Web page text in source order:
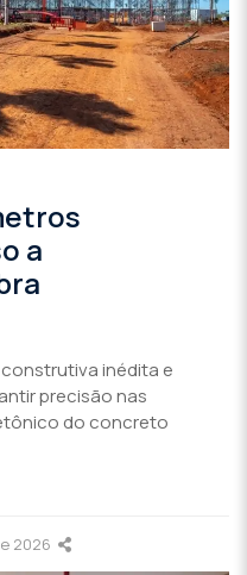
a
inédita e
precisão nas
do concreto
2026